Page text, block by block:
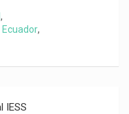
,
Ecuador,
IESS